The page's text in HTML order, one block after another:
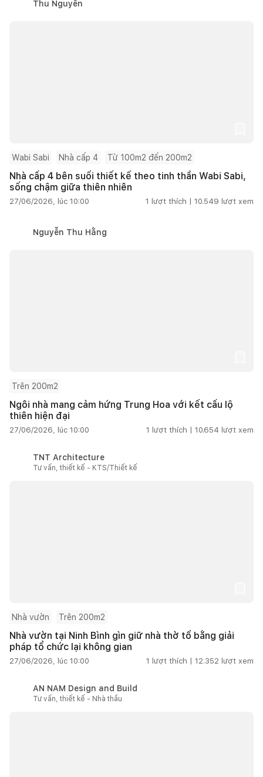
Thu Nguyễn
Wabi Sabi Nhà cấp 4 Từ 100m2 đến 200m2
Nhà cấp 4 bên suối thiết kế theo tinh thần Wabi Sabi,
sống chậm giữa thiên nhiên
27/06/2026, lúc 10:00 1 lượt thích | 10.549 lượt xem
Nguyễn Thu Hằng
Trên 200m2
Ngôi nhà mang cảm hứng Trung Hoa với kết cấu lộ
thiên hiện đại
27/06/2026, lúc 10:00 1 lượt thích | 10.654 lượt xem
TNT Architecture
Tư vấn, thiết kế - KTS/Thiết kế
Nhà vườn Trên 200m2
Nhà vườn tại Ninh Bình gìn giữ nhà thờ tổ bằng giải
pháp tổ chức lại không gian
27/06/2026, lúc 10:00 1 lượt thích | 12.352 lượt xem
AN NAM Design and Build
Tư vấn, thiết kế - Nhà thầu